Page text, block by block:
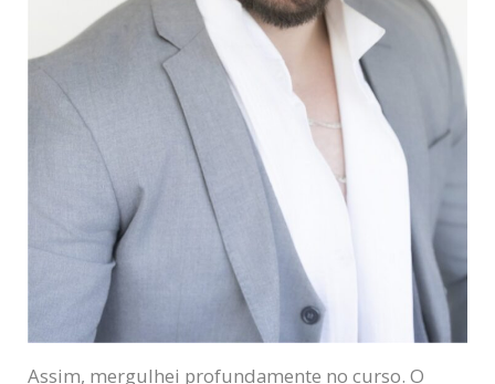
Assim, mergulhei profundamente no curso. O